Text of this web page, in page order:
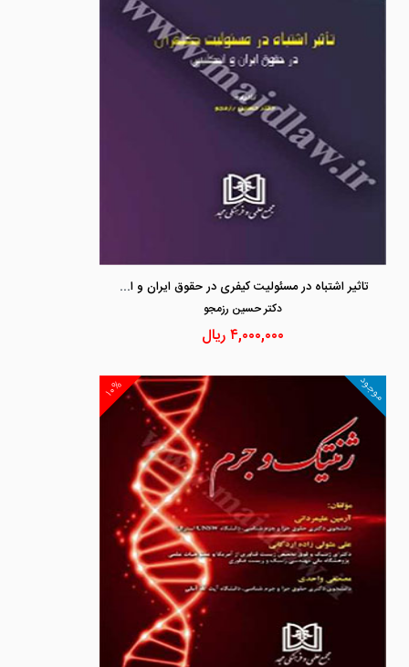
تاثیر اشتباه در مسئولیت کیفری در حقوق ایران و انگلیس
دكتر حسين رزمجو
۴,۰۰۰,۰۰۰ریال
۱۰% موجود